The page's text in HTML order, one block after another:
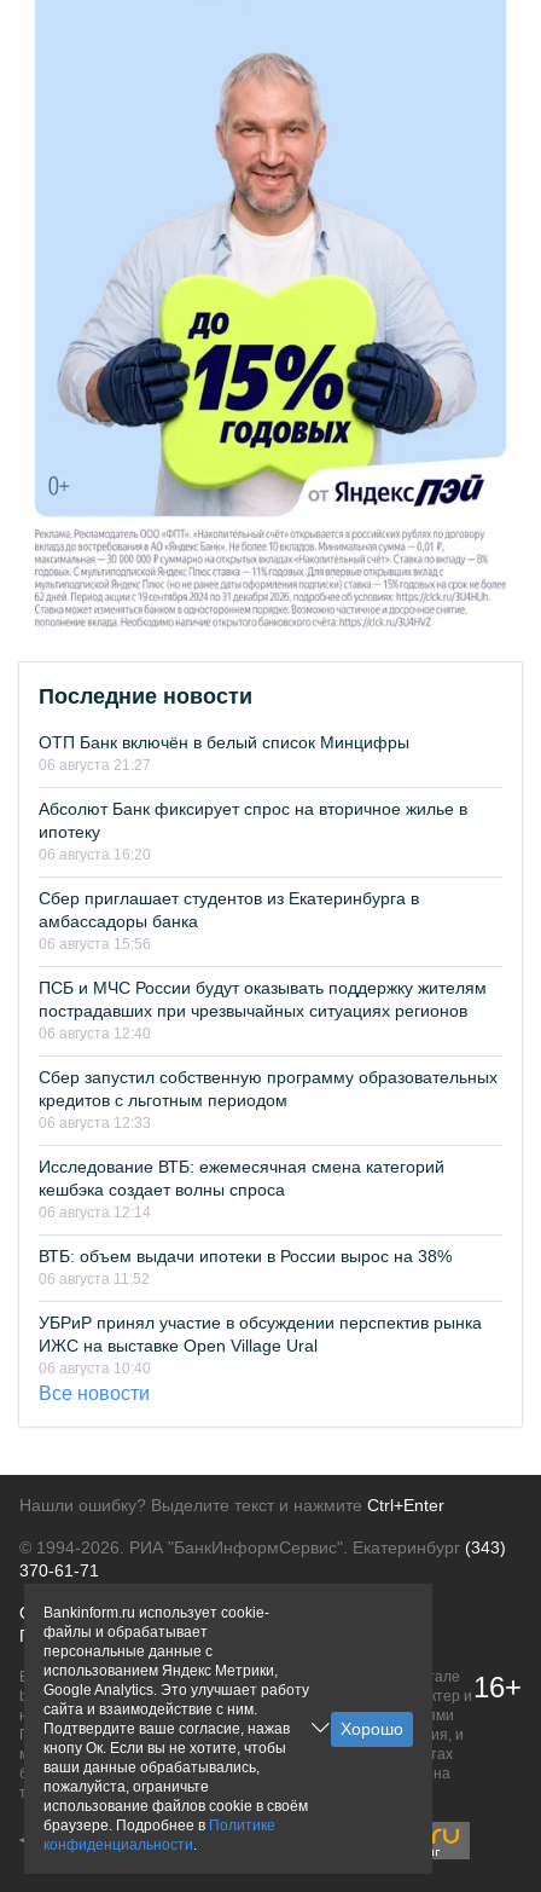
Последние новости
ОТП Банк включён в белый список Минцифры
06 августа 21:27
Абсолют Банк фиксирует спрос на вторичное жилье в
ипотеку
06 августа 16:20
Сбер приглашает студентов из Екатеринбурга в
амбассадоры банка
06 августа 15:56
ПСБ и МЧС России будут оказывать поддержку жителям
пострадавших при чрезвычайных ситуациях регионов
06 августа 12:40
Сбер запустил собственную программу образовательных
кредитов с льготным периодом
06 августа 12:33
Исследование ВТБ: ежемесячная смена категорий
кешбэка создает волны спроса
06 августа 12:14
ВТБ: объем выдачи ипотеки в России вырос на 38%
06 августа 11:52
УБРиР принял участие в обсуждении перспектив рынка
ИЖС на выставке Open Village Ural
06 августа 10:40
Все новости
Нашли ошибку? Выделите текст и нажмите Ctrl+Enter
© 1994-2026. РИА "БанкИнформСервис". Екатеринбург (343)
370-61-71
О проектеПолитика конфиденциальности
Правовая информацияДля рекламодателей
Вся информация о продуктах банков, размещенная на портале
bankinform.ru, носит исключительно ознакомительный характер и
не является публичной офертой, определяемой положениями
ГК РФ. Информация не содержит точного и полного описания, и
может быть изменена. Конечные условия уточняйте на сайтах
банков или при личном обращении. Исключительное право на
товарные знаки принадлежит их правообладателям.
16+
Bankinform.ru использует cookie-
файлы и обрабатывает
персональные данные с
использованием Яндекс Метрики,
Google Analytics. Это улучшает работу
сайта и взаимодействие с ним.
Подтвердите ваше согласие, нажав
кнопу Ок. Если вы не хотите, чтобы
ваши данные обрабатывались,
пожалуйста, ограничьте
использование файлов cookie в своём
браузере. Подробнее в Политике
конфиденциальности.